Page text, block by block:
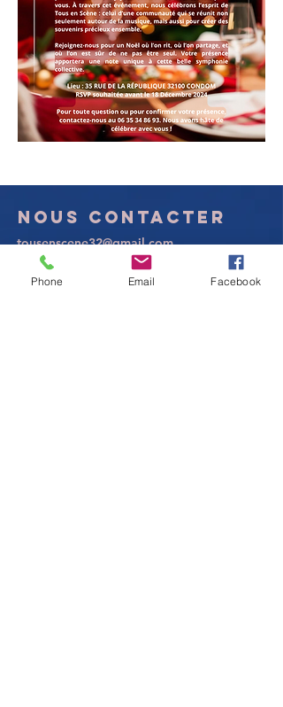
Previous Next
Nous contacter
tousenscene32@gmail.com
Phone Email Facebook